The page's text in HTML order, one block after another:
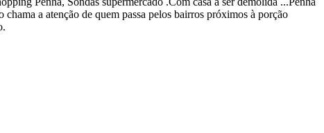
a atenção de quem passa pelos bairros próximos à porção